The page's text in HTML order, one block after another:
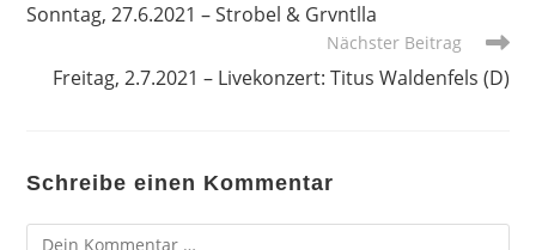
ansehen
Sonntag, 27.6.2021 – Strobel & Grvntlla
Nächster Beitrag
Freitag, 2.7.2021 – Livekonzert: Titus Waldenfels (D)
Schreibe einen Kommentar
Kommentar